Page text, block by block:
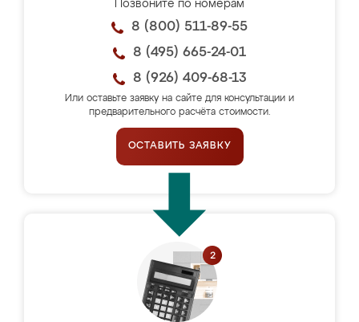
Позвоните по номерам
8 (800) 511-89-55
8 (495) 665-24-01
8 (926) 409-68-13
Или оставьте заявку на сайте для консультации и
предварительного расчёта стоимости.
ОСТАВИТЬ ЗАЯВКУ